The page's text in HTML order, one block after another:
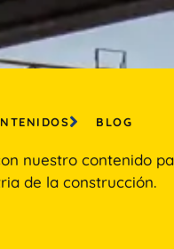
BLOG
nuestro contenido
de la construcción.